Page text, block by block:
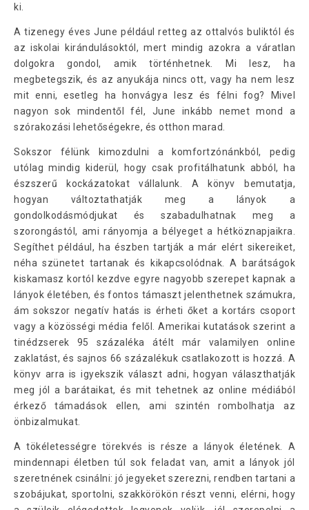
ki.
A tizenegy éves June például retteg az ottalvós buliktól és
az iskolai kirándulásoktól, mert mindig azokra a váratlan
dolgokra gondol, amik történhetnek. Mi lesz, ha
megbetegszik, és az anyukája nincs ott, vagy ha nem lesz
mit enni, esetleg ha honvágya lesz és félni fog? Mivel
nagyon sok mindentől fél, June inkább nemet mond a
szórakozási lehetőségekre, és otthon marad.
Sokszor félünk kimozdulni a komfortzónánkból, pedig
utólag mindig kiderül, hogy csak profitálhatunk abból, ha
észszerű kockázatokat vállalunk. A könyv bemutatja,
hogyan változtathatják meg a lányok a
gondolkodásmódjukat és szabadulhatnak meg a
szorongástól, ami rányomja a bélyeget a hétköznapjaikra.
Segíthet például, ha észben tartják a már elért sikereiket,
néha szünetet tartanak és kikapcsolódnak. A barátságok
kiskamasz kortól kezdve egyre nagyobb szerepet kapnak a
lányok életében, és fontos támaszt jelenthetnek számukra,
ám sokszor negatív hatás is érheti őket a kortárs csoport
vagy a közösségi média felől. Amerikai kutatások szerint a
tinédzserek 95 százaléka átélt már valamilyen online
zaklatást, és sajnos 66 százalékuk csatlakozott is hozzá. A
könyv arra is igyekszik választ adni, hogyan választhatják
meg jól a barátaikat, és mit tehetnek az online médiából
érkező támadások ellen, ami szintén rombolhatja az
önbizalmukat.
A tökéletességre törekvés is része a lányok életének. A
mindennapi életben túl sok feladat van, amit a lányok jól
szeretnének csinálni: jó jegyeket szerezni, rendben tartani a
szobájukat, sportolni, szakkörökön részt venni, elérni, hogy